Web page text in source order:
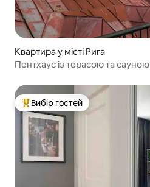
Квартира у місті Рига
Пентхаус із терасою та сауною
Топ вибір гостей
Вибір гостей